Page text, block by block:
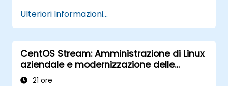
sicurezza.
Implementare soluzioni di archiviazione,
effettuare manutenzione sistemica e
risolvere eventuali problemi.
Ulteriori Informazioni...
CentOS Stream: Amministrazione di Linux
aziendale e modernizzazione delle
infrastrutture
21 ore